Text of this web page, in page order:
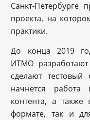
Санкт-Петербурге
проекта, на
практики.
До конца 2019
ИТМО
сделают
начнется
контента, а
формате, так и